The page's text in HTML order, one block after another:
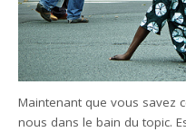
Maintenant que vous savez
nous dans le bain du topic.